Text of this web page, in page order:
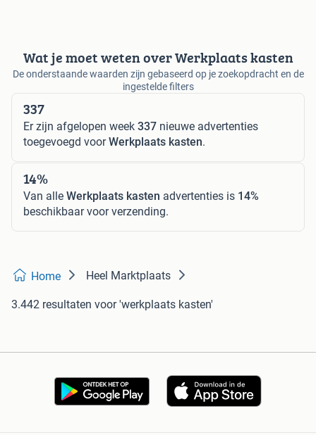
Wat je moet weten over Werkplaats kasten
De onderstaande waarden zijn gebaseerd op je zoekopdracht en de
ingestelde filters
337
Er zijn afgelopen week 337 nieuwe advertenties
toegevoegd voorWerkplaats kasten.
14%
Van alle Werkplaats kasten advertenties is 14%
beschikbaar voor verzending.
Home Heel Marktplaats
3.442 resultaten voor 'werkplaats kasten'